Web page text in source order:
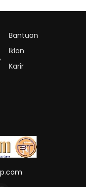
Bantuan
Iklan
Karir